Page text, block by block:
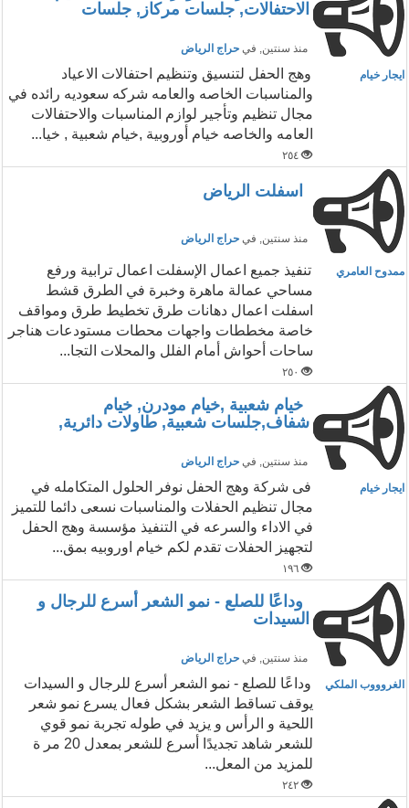
الاحتفالات, جلسات مركاز, جلسات
منذ سنتين, في حراج الرياض
ايجار خيام
وهج الحفل لتنسيق وتنظيم احتفالات الاعياد
والمناسبات الخاصه والعامه شركه سعوديه رائده في
مجال تنظيم وتأجير لوازم المناسبات والاحتفالات
العامه والخاصه خيام أوروبية ,خيام شعبية , خيا...
٢٥٤
اسفلت الرياض
منذ سنتين, في حراج الرياض
ممدوح العامري
تنفيذ جميع اعمال الإسفلت اعمال ترابية ورفع
مساحي عمالة ماهرة وخبرة في الطرق قشط
اسفلت اعمال دهانات طرق تخطيط طرق ومواقف
خاصة مخططات واجهات محطات مستودعات هناجر
ساحات أحواش أمام الفلل والمحلات التجا...
٢٥٠
خيام شعبية ,خيام مودرن, خيام
شفاف,جلسات شعبية, طاولات دائرية,
منذ سنتين, في حراج الرياض
ايجار خيام
فى شركة وهج الحفل نوفر الحلول المتكامله في
مجال تنظيم الحفلات والمناسبات نسعى دائما للتميز
في الاداء والسرعه في التنفيذ مؤسسة وهج الحفل
لتجهيز الحفلات تقدم لكم خيام اوروبيه بمق...
١٩٦
وداعًا للصلع - نمو الشعر أسرع للرجال و
السيدات
منذ سنتين, في حراج الرياض
الغروووب الملكي
وداعًا للصلع - نمو الشعر أسرع للرجال و السيدات
يوقف تساقط الشعر بشكل فعال يسرع نمو شعر
اللحية و الرأس و يزيد في طوله تجربة نمو قوي
للشعر شاهد تجديدًا أسرع للشعر بمعدل 20 مر ة
للمزيد من المعل...
٢٤٢